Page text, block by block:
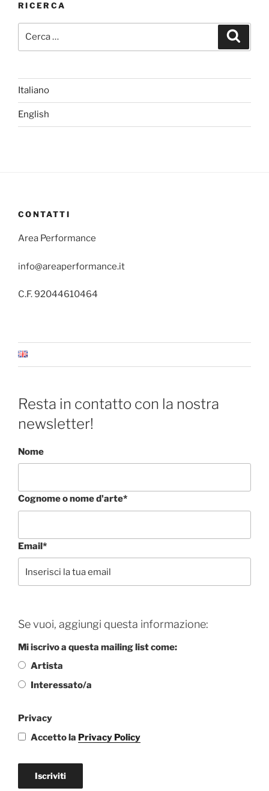
RICERCA
Italiano
English
CONTATTI
Area Performance
info@areaperformance.it
C.F. 92044610464
Resta in contatto con la nostra
newsletter!
Nome
Cognome o nome d'arte*
Email*
Se vuoi, aggiungi questa informazione:
Mi iscrivo a questa mailing list come:
Artista
Interessato/a
Privacy
Accetto la Privacy Policy
Iscriviti